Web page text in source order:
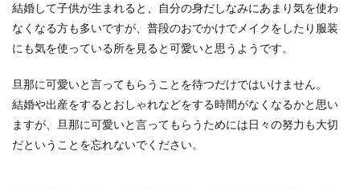
結婚して子供が生まれると、自分の身だしなみにあまり気を使わ
なくなる方も多いですが、普段のおでかけでメイクをしたり服装
にも気を使っている所を見ると可愛いと思うようです。
旦那に可愛いと言ってもらうことを待つだけではいけません。
結婚や出産をするとおしゃれなどをする時間がなくなるかと思い
ますが、旦那に可愛いと言ってもらうためには日々の努力も大切
だということを忘れないでください。